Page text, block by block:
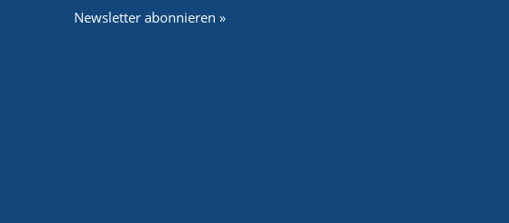
Newsletter abonnieren »